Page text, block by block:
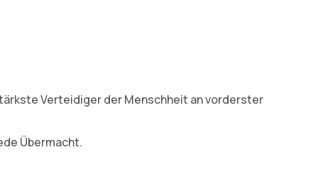
Verteidiger der Menschheit an vorderster
Übermacht.